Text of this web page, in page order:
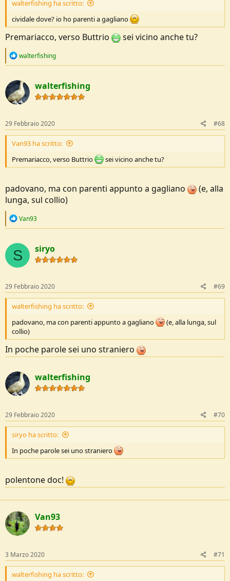
walterfishing ha scritto:
cividale dove? io ho parenti a gagliano
Premariacco, verso Buttrio sei vicino anche tu?
R
c
t
i
o
s
:
walterfishing
walterfishing
29 Febbraio 2020 #68
Van93 ha scritto:
Premariacco, verso Buttrio
sei vicino anche tu?
padovano, ma con parenti appunto a gagliano
(e, alla
lunga, sul collio)
R
c
t
i
o
s
:
Van93
S siryo
29 Febbraio 2020 #69
walterfishing ha scritto:
padovano, ma con parenti appunto a gagliano
(e, alla lunga, sul
collio)
In poche parole sei uno straniero
walterfishing
29 Febbraio 2020 #70
siryo ha scritto:
In poche parole sei uno straniero
polentone doc!
Van93
3 Marzo 2020 #71
walterfishing ha scritto: